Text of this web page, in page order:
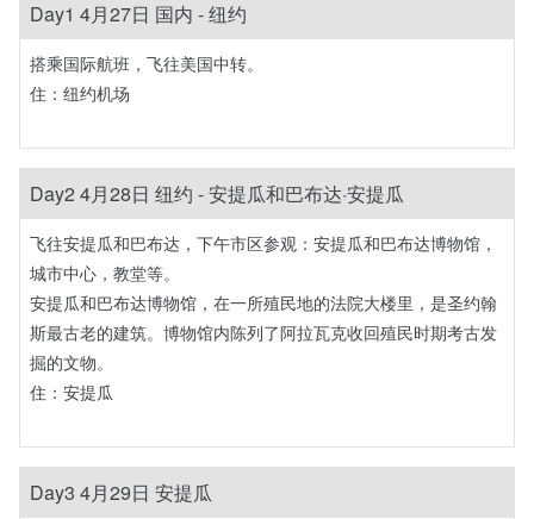
Day1 4月27日 国内 - 纽约
搭乘国际航班，飞往美国中转。
住：纽约机场
Day2 4月28日 纽约 - 安提瓜和巴布达·安提瓜
飞往安提瓜和巴布达，下午市区参观：安提瓜和巴布达博物馆，
城市中心，教堂等。
安提瓜和巴布达博物馆，在一所殖民地的法院大楼里，是圣约翰
斯最古老的建筑。博物馆内陈列了阿拉瓦克收回殖民时期考古发
掘的文物。
住：安提瓜
Day3 4月29日 安提瓜